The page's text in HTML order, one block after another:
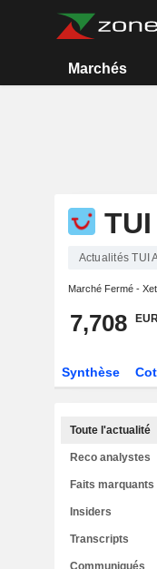
Marchés
Actualités TUI
Marché Fermé -
7,708
Synthèse
Toute l'actualité
Reco analystes
Faits marquants
Insiders
Transcripts
Communiqués